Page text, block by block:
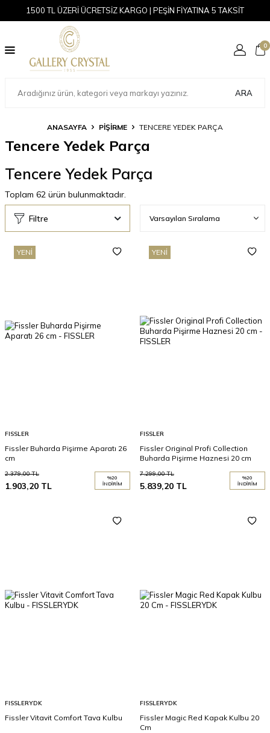
1500 TL ÜZERİ ÜCRETSİZ KARGO | PEŞİN FİYATINA 5 TAKSİT
ARA
0
ANASAYFA PİŞİRME TENCERE YEDEK PARÇA
Tencere Yedek Parça
Tencere Yedek Parça
Toplam 62 ürün bulunmaktadır.
Filtre
YENI
FISSLER
Fissler Buharda Pişirme Aparatı 26
cm
2.379,00TL
1.903,20 TL
%20
İNDIRIM
YENI
FISSLER
Fissler Original Profi Collection
Buharda Pişirme Haznesi 20 cm
7.299,00TL
5.839,20 TL
%20
İNDIRIM
FISSLERYDK
Fissler Vitavit Comfort Tava Kulbu
FISSLERYDK
Fissler Magic Red Kapak Kulbu 20
Cm